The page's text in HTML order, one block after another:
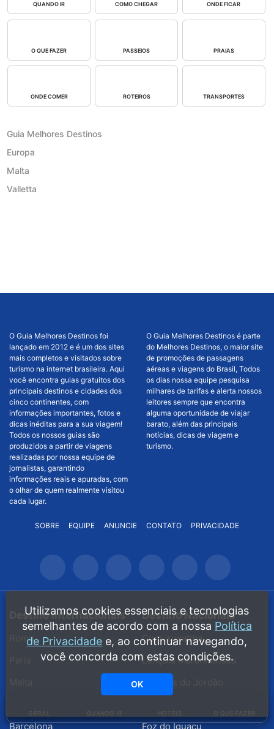
QUANDO IR COMO CHEGAR ONDE FICAR
O QUE FAZER PASSEIOS PRAIAS
ONDE COMER ROTEIROS TRANSPORTES
Guia Melhores Destinos
Europa
Malta
Valletta
QUANDO IR HOTÉIS O QUE FAZER
O Guia Melhores Destinos foi
lançado em 2012 e é um dos sites
mais completos e visitados sobre
turismo na internet brasileira. Aqui
você encontra guias gratuitos dos
principais destinos e cidades dos
cinco continentes, com
informações importantes, fotos e
dicas inéditas para a sua viagem!
Todos os nossos guias são
produzidos a partir de viagens
realizadas por nossa equipe de
jornalistas, garantindo
informações reais e apuradas, com
o olhar de quem realmente visitou
cada lugar.
O Guia Melhores Destinos é parte
do Melhores Destinos, o maior site
de promoções de passagens
aéreas e viagens do Brasil, Todos
os dias nossa equipe pesquisa
milhares de tarifas e alerta nossos
leitores sempre que encontra
alguma oportunidade de viajar
barato, além das principais
notícias, dicas de viagem e
turismo.
SOBRE EQUIPE ANUNCIE CONTATO PRIVACIDADE
Destino Internacionais
Roma
Barcelona
Destino Nacionais
Cumuruxatiba
Lençóis Maranhenses
Campos do Jordão
Foz do Iguaçu
Utilizamos cookies essenciais e tecnologias
semelhantes de acordo com a nossa Política
de Privacidade e, ao continuar navegando,
você concorda com estas condições.
OK